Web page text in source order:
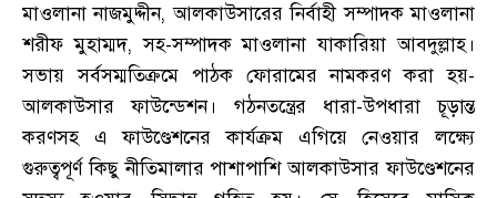
মাওলানা নাজমুদ্দীন, আলকাউসারের নির্বাহী সম্পাদক মাওলানা
শরীফ মুহাম্মদ, সহ-সম্পাদক মাওলানা যাকারিয়া আবদুল্লাহ।
সভায় সর্বসম্মতিক্রমে পাঠক ফোরামের নামকরণ করা হয়-
আলকাউসার ফাউন্ডেশন। গঠনতন্ত্রের ধারা-উপধারা চূড়ান্ত
করণসহ এ ফাউণ্ডেশনের কার্যক্রম এগিয়ে নেওয়ার লক্ষ্যে
গুরুত্বপূর্ণ কিছু নীতিমালার পাশাপাশি আলকাউসার ফাউণ্ডেশনের